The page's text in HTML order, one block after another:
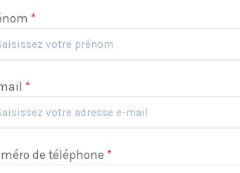
*
*
de téléphone*